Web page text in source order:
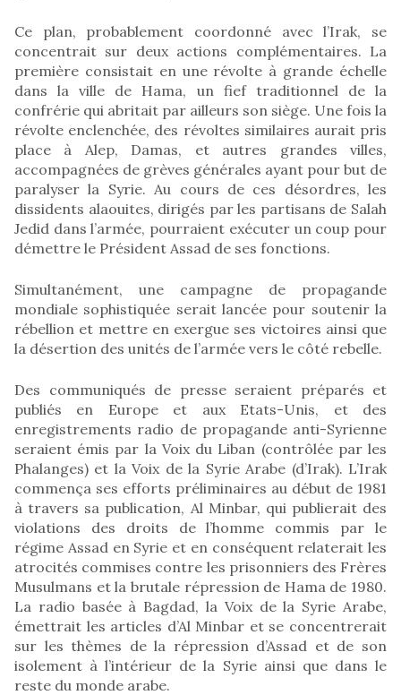
Ce plan, probablement coordonné avec l’Irak, se
concentrait sur deux actions complémentaires. La
première consistait en une révolte à grande échelle
dans la ville de Hama, un fief traditionnel de la
confrérie qui abritait par ailleurs son siège. Une fois la
révolte enclenchée, des révoltes similaires aurait pris
place à Alep, Damas, et autres grandes villes,
accompagnées de grèves générales ayant pour but de
paralyser la Syrie. Au cours de ces désordres, les
dissidents alaouites, dirigés par les partisans de Salah
Jedid dans l’armée, pourraient exécuter un coup pour
démettre le Président Assad de ses fonctions.
Simultanément, une campagne de propagande
mondiale sophistiquée serait lancée pour soutenir la
rébellion et mettre en exergue ses victoires ainsi que
la désertion des unités de l’armée vers le côté rebelle.
Des communiqués de presse seraient préparés et
publiés en Europe et aux Etats-Unis, et des
enregistrements radio de propagande anti-Syrienne
seraient émis par la Voix du Liban (contrôlée par les
Phalanges) et la Voix de la Syrie Arabe (d’Irak). L’Irak
commença ses efforts préliminaires au début de 1981
à travers sa publication, Al Minbar, qui publierait des
violations des droits de l’homme commis par le
régime Assad en Syrie et en conséquent relaterait les
atrocités commises contre les prisonniers des Frères
Musulmans et la brutale répression de Hama de 1980.
La radio basée à Bagdad, la Voix de la Syrie Arabe,
émettrait les articles d’Al Minbar et se concentrerait
sur les thèmes de la répression d’Assad et de son
isolement à l’intérieur de la Syrie ainsi que dans le
reste du monde arabe.